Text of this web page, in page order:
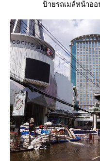
ป้ายรถเมล์หน้าอ